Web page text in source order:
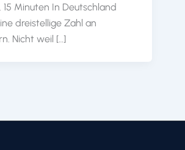
15 Minuten In Deutschland
dreistellige Zahl an
Nicht weil […]